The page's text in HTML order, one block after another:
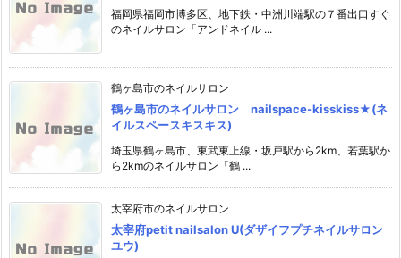
福岡県福岡市博多区、地下鉄・中洲川端駅の７番出口すぐ
のネイルサロン「アンドネイル ...
鶴ヶ島市のネイルサロン
鶴ヶ島市のネイルサロン nailspace-kisskiss★(ネ
イルスペースキスキス)
埼玉県鶴ヶ島市、東武東上線・坂戸駅から2km、若葉駅か
ら2kmのネイルサロン「鶴 ...
太宰府市のネイルサロン
太宰府petit nailsalon U(ダザイフプチネイルサロン
ユウ)